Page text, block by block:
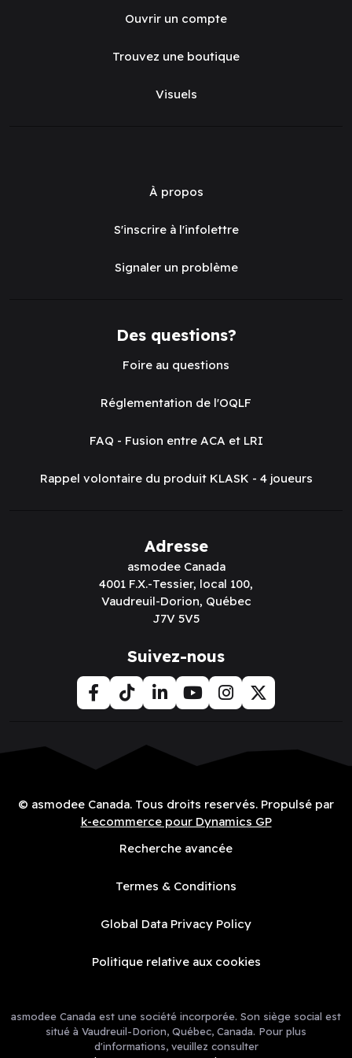
Ouvrir un compte
Trouvez une boutique
Visuels
À propos
S'inscrire à l'infolettre
Signaler un problème
Des questions?
Foire au questions
Réglementation de l'OQLF
FAQ - Fusion entre ACA et LRI
Rappel volontaire du produit KLASK - 4 joueurs
Adresse
asmodee Canada
4001 F.X.-Tessier, local 100,
Vaudreuil-Dorion, Québec
J7V 5V5
Suivez-nous
© asmodee Canada. Tous droits reservés. Propulsé par
k-ecommerce pour Dynamics GP
Recherche avancée
Termes & Conditions
Global Data Privacy Policy
Politique relative aux cookies
asmodee Canada est une société incorporée. Son siège social est
situé à Vaudreuil-Dorion, Québec, Canada. Pour plus
d'informations, veuillez consulter